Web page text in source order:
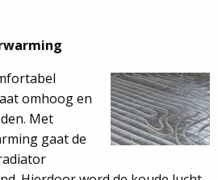
omhoog en
Met
gaat de